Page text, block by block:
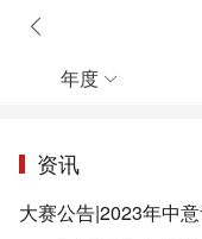
年度 
资讯